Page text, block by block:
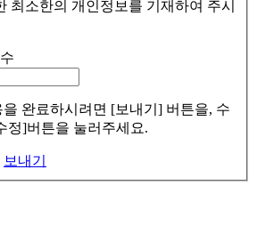
최소한의 개인정보를 기재하여 주시
완료하시려면 [보내기] 버튼을, 수
정]버튼을 눌러주세요.
보내기